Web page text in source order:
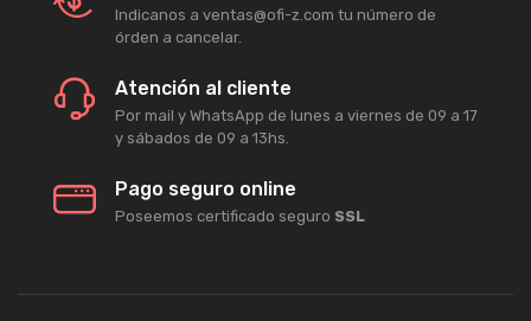
Indicanos a ventas@ofi-z.com tu número de
órden a cancelar.
Atención al cliente
Por mail y WhatsApp de lunes a viernes de 09 a 17
y sábados de 09 a 13hs.
Pago seguro online
Poseemos certificado seguro SSL